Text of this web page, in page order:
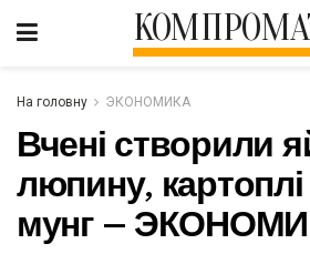
На головну ЭКОНОМИКА
Вчені створили
люпину, картоплі
мунг –